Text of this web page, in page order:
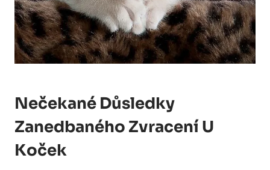
Nečekané Důsledky
Zanedbaného Zvracení U
Koček